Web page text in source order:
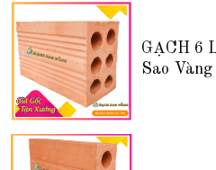
GẠCH 6
Sao Vàng